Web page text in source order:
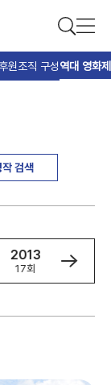
원조직 구성역대 영화제
검색
2013
17회
2012
16회